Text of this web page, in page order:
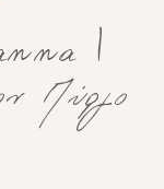
|
Πύργο